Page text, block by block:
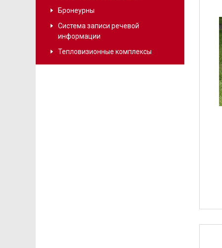
Бронеурны
Система записи речевой
информации
Тепловизионные комплексы